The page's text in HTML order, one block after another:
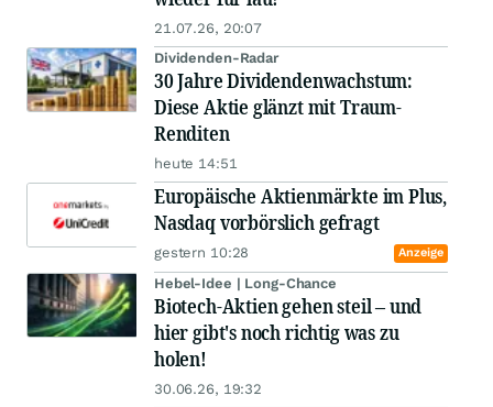
21.07.26, 20:07
Dividenden-Radar
30 Jahre Dividendenwachstum:
Diese Aktie glänzt mit Traum-
Renditen
heute 14:51
Europäische Aktienmärkte im Plus,
Nasdaq vorbörslich gefragt
gestern 10:28 Anzeige
Hebel-Idee | Long-Chance
Biotech-Aktien gehen steil – und
hier gibt's noch richtig was zu
holen!
30.06.26, 19:32